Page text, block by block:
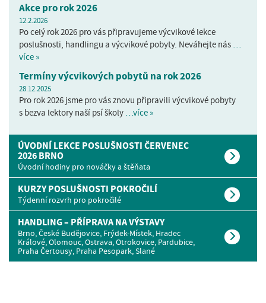
Akce pro rok 2026
12.2.2026
Po celý rok 2026 pro vás připravujeme výcvikové lekce
poslušnosti, handlingu a výcvikové pobyty. Neváhejte nás …
více »
Termíny výcvikových pobytů na rok 2026
28.12.2025
Pro rok 2026 jsme pro vás znovu připravili výcvikové pobyty
s bezva lektory naší psí školy …více »
ÚVODNÍ LEKCE POSLUŠNOSTI ČERVENEC
2026 BRNO
Úvodní hodiny pro nováčky a štěňata
KURZY POSLUŠNOSTI POKROČILÍ
Týdenní rozvrh pro pokročilé
HANDLING – PŘÍPRAVA NA VÝSTAVY
Brno, České Budějovice, Frýdek-Místek, Hradec
Králové, Olomouc, Ostrava, Otrokovice, Pardubice,
Praha Čertousy, Praha Pesopark, Slané